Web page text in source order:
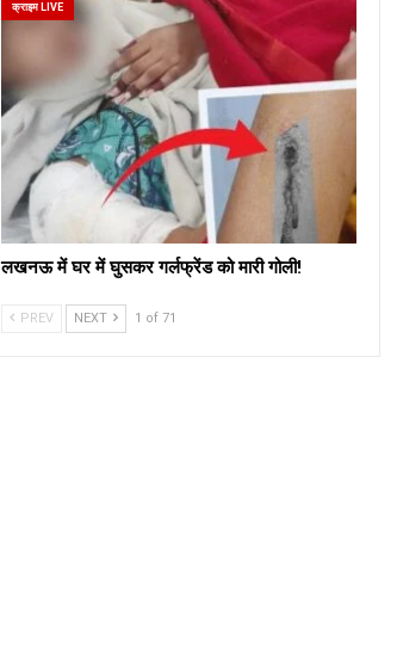
क्राइम LIVE
लखनऊ में घर में घुसकर गर्लफ्रेंड को मारी गोली!
PREV NEXT 1 of 71